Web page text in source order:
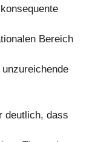
Bereich
deutlich, dass